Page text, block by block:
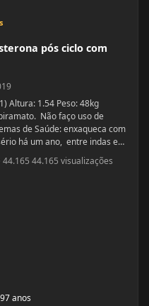
pós ciclo com
faço uso de
10 mg até a 12° semana.
44.165 visualizações
7 anos